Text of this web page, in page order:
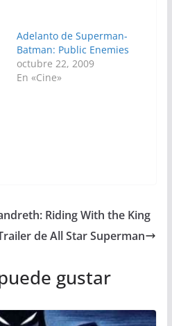
Adelanto de Superman-
Batman: Public Enemies
octubre 22, 2009
En «Cine»
Riding With the King
de All Star Superman
gustar